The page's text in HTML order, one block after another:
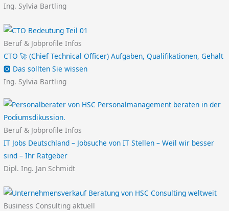
Ing. Sylvia Bartling
Beruf & Jobprofile Infos
CTO 🚀 (Chief Technical Officer) Aufgaben, Qualifikationen, Gehalt
🅾️ Das sollten Sie wissen
Ing. Sylvia Bartling
Beruf & Jobprofile Infos
IT Jobs Deutschland – Jobsuche von IT Stellen – Weil wir besser
sind – Ihr Ratgeber
Dipl. Ing. Jan Schmidt
Business Consulting aktuell